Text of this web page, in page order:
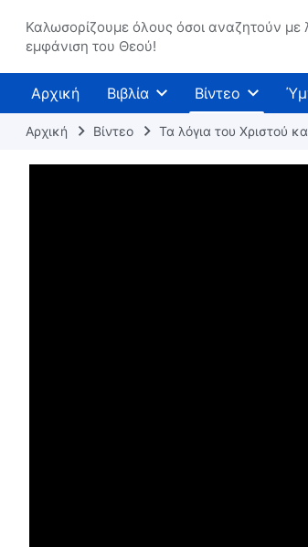
Καλωσορίζουμε όλους όσοι αναζητούν με
εμφάνιση του Θεού!
Αρχική Βιβλία Βίντεο
Αρχική Βίντεο Τα λόγια του Χριστού